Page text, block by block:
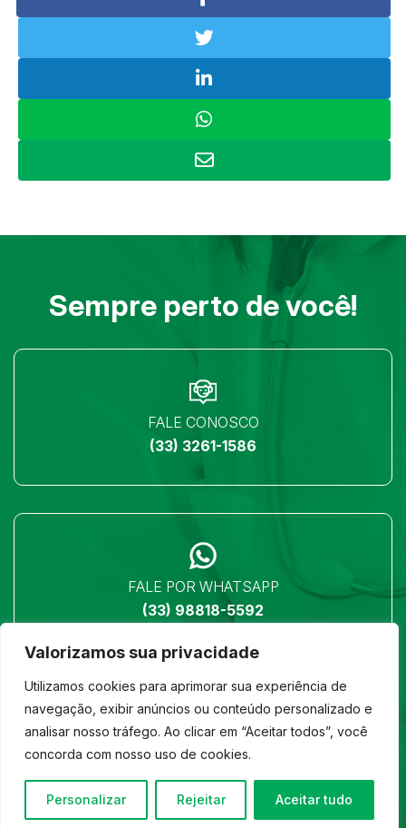
Valorizamos sua privacidade
Utilizamos cookies para aprimorar sua experiência de
navegação, exibir anúncios ou conteúdo personalizado e
analisar nosso tráfego. Ao clicar em “Aceitar todos”, você
concorda com nosso uso de cookies.
Personalizar Rejeitar Aceitar tudo
Sempre perto de você!
FALE CONOSCO
(33) 3261-1586
FALE POR WHATSAPP
(33) 98818-5592
LOCALIZAÇÃO